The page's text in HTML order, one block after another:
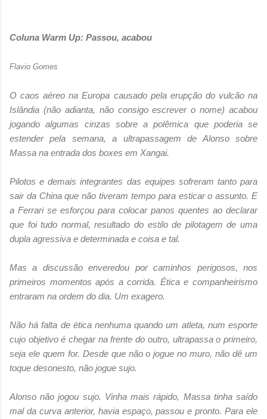
Coluna Warm Up: Passou, acabou
Flavio Gomes
O caos aéreo na Europa causado pela erupção do vulcão na
Islândia (não adianta, não consigo escrever o nome) acabou
jogando algumas cinzas sobre a polêmica que poderia se
estender pela semana, a ultrapassagem de Alonso sobre
Massa na entrada dos boxes em Xangai.
Pilotos e demais integrantes das equipes sofreram tanto para
sair da China que não tiveram tempo para esticar o assunto. E
a Ferrari se esforçou para colocar panos quentes ao declarar
que foi tudo normal, resultado do estilo de pilotagem de uma
dupla agressiva e determinada e coisa e tal.
Mas a discussão enveredou por caminhos perigosos, nos
primeiros momentos após a corrida. Ética e companheirismo
entraram na ordem do dia. Um exagero.
Não há falta de ética nenhuma quando um atleta, num esporte
cujo objetivo é chegar na frente do outro, ultrapassa o primeiro,
seja ele quem for. Desde que não o jogue no muro, não dê um
toque desonesto, não jogue sujo.
Alonso não jogou sujo. Vinha mais rápido, Massa tinha saído
mal da curva anterior, havia espaço, passou e pronto. Para ele